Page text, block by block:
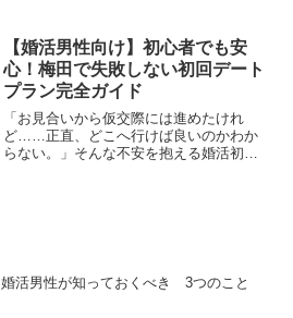
っ」って思った女性に対して、一直線に
突き進もうとポジテ...
【婚活男性向け】初心者でも安
心！梅田で失敗しない初回デート
プラン完全ガイド
「お見合いから仮交際には進めたけれ
ど……正直、どこへ行けば良いのかわか
らない。」そんな不安を抱える婚活初心
婚活男性が知っておくべき 3つのこと